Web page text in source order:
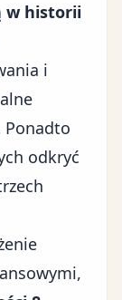
w historii
i
odkryć